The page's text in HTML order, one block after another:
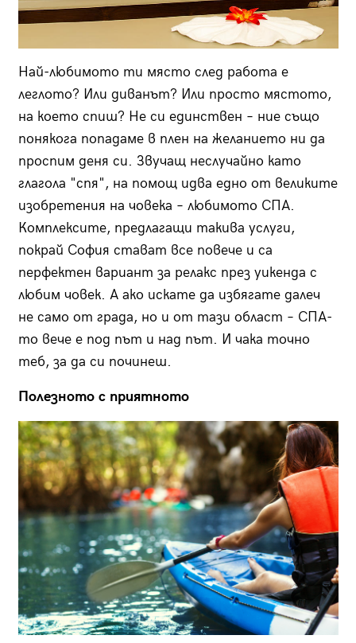
Най-любимото ти място след работа е
леглото? Или диванът? Или просто мястото,
на което спиш? Не си единствен – ние също
понякога попадаме в плен на желанието ни да
проспим деня си. Звучащ неслучайно като
глагола "спя", на помощ идва едно от великите
изобретения на човека – любимото СПА.
Комплексите, предлагащи такива услуги,
покрай София стават все повече и са
перфектен вариант за релакс през уикенда с
любим човек. А ако искате да избягате далеч
не само от града, но и от тази област – СПА-
то вече е под път и над път. И чака точно
теб, за да си починеш.
Полезното с приятното